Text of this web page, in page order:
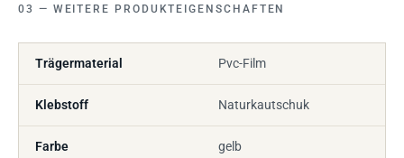
WEITERE PRODUKTEIGENSCHAFTEN
Trägermaterial Pvc-Film
Klebstoff Naturkautschuk
Farbe gelb